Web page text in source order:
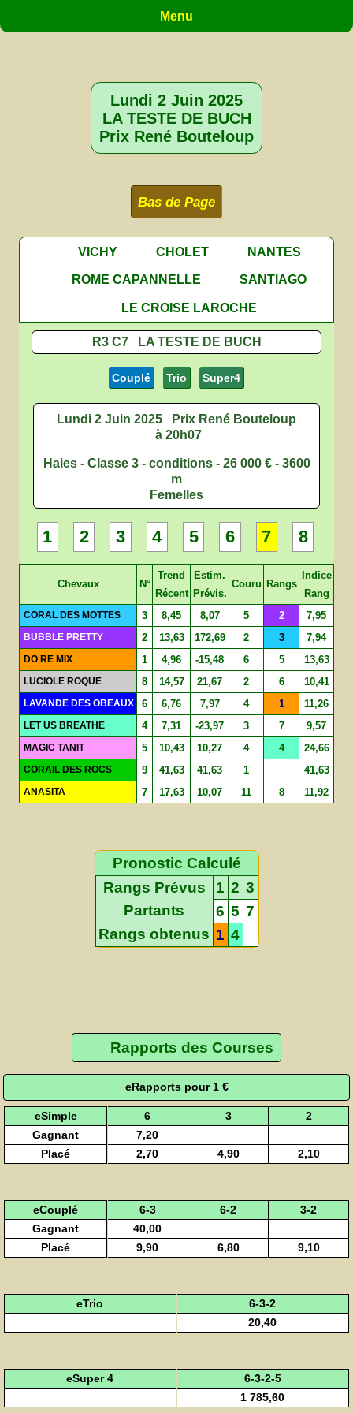
Menu
Lundi 2 Juin 2025
LA TESTE DE BUCH
Prix René Bouteloup
Bas de Page
VICHY CHOLET
NANTES
ROME CAPANNELLE
SANTIAGO
LE CROISE LAROCHE
R3 C7 LA TESTE DE BUCH
Couplé Trio Super4
Lundi 2 Juin 2025
Prix René Bouteloup
à 20h07
Haies - Classe 3 - conditions - 26 000 € - 3600
m
Femelles
1 2 3 4 5 6 7 8
Chevaux N°
Trend
Récent
Estim.
Prévis.
Couru Rangs
Indice
Rang
CORAL DES MOTTES 3 8,45 8,07 5 2 7,95
BUBBLE PRETTY 2 13,63 172,69 2 3 7,94
DO RE MIX 1 4,96 -15,48 6 5 13,63
LUCIOLE ROQUE 8 14,57 21,67 2 6 10,41
LAVANDE DES OBEAUX 6 6,76 7,97 4 1 11,26
LET US BREATHE 4 7,31 -23,97 3 7 9,57
MAGIC TANIT 5 10,43 10,27 4 4 24,66
CORAIL DES ROCS 9 41,63 41,63 1 41,63
ANASITA 7 17,63 10,07 11 8 11,92
Pronostic Calculé
Rangs Prévus
1 2 3
Partants
6 5 7
Rangs obtenus 1 4
Rapports des Courses
eRapports pour 1 €
eSimple 6 3
2
Gagnant
7,20
Placé
2,70 4,90 2,10
eCouplé 6-3 6-2
3-2
Gagnant
40,00
Placé
9,90 6,80 9,10
eTrio
6-3-2
20,40
eSuper 4
6-3-2-5
1 785,60